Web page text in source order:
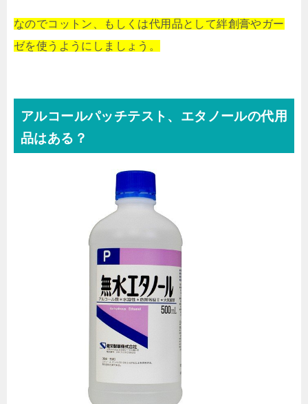
なのでコットン、もしくは代用品として絆創膏やガー
ゼを使うようにしましょう。
アルコールパッチテスト、エタノールの代用
品はある？